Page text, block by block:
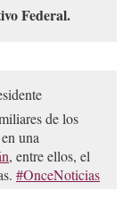
Federal.
de los
una
, entre ellos, el
#OnceNoticias